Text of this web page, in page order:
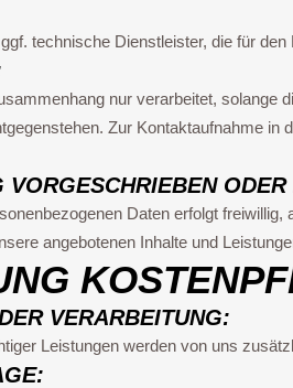
technische Dienstleister, die für
nur verarbeitet, solange
Zur Kontaktaufnahme
VORGESCHRIEBEN
Daten erfolgt
angebotenen Inhalte und
VERARBEITUNG:
Leistungen werden von uns